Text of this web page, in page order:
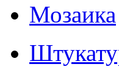
Мозаика